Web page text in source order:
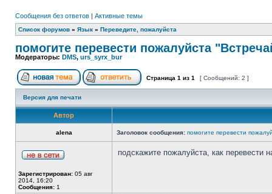
Сообщения без ответов | Активные темы
Список форумов » Язык » Переведите, пожалуйста
помогите перевести пожалуйста
Модераторы: DMS, urs_syrx_bur
Страница 1 из 1 [ Сообщений: 2 ]
Версия для печати
Автор
alena Заголовок сообщения: помогите перевести
Зарегистрирован: 05 авг
2014, 16:20
Сообщения: 1
подскажите пожалуйста, как перевести